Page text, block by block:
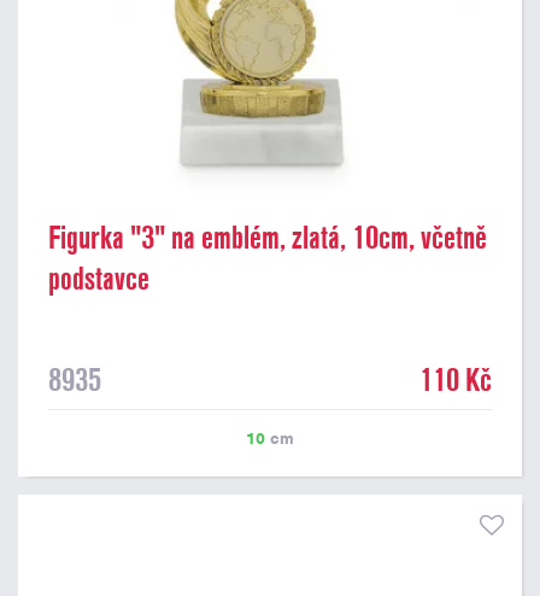
Figurka "3" na emblém, zlatá, 10cm, včetně
podstavce
8935 110 Kč
10 cm